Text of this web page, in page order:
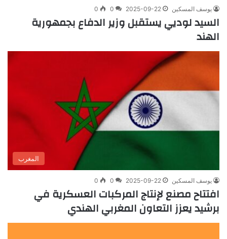
يوسف المسكين 2025-09-22
0
0
السيد لوديي يستقبل وزير الدفاع بجمهورية
الهند
المغرب
يوسف المسكين 2025-09-22
0
0
افتتاح مصنع لإنتاج المركبات العسكرية في
برشيد يعزز التعاون المغربي الهندي